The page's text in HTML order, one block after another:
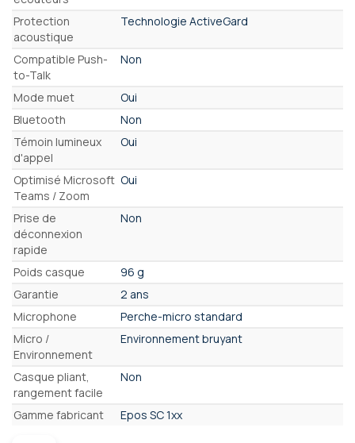
Protection
acoustique
Technologie ActiveGard
Compatible Push-
to-Talk
Non
Mode muet
Oui
Bluetooth
Non
Témoin lumineux
d'appel
Oui
Optimisé Microsoft
Teams / Zoom
Oui
Prise de
déconnexion
rapide
Non
Poids casque
96 g
Garantie
2 ans
Microphone
Perche-micro standard
Micro /
Environnement
Environnement bruyant
Casque pliant,
rangement facile
Non
Gamme fabricant Epos SC 1xx